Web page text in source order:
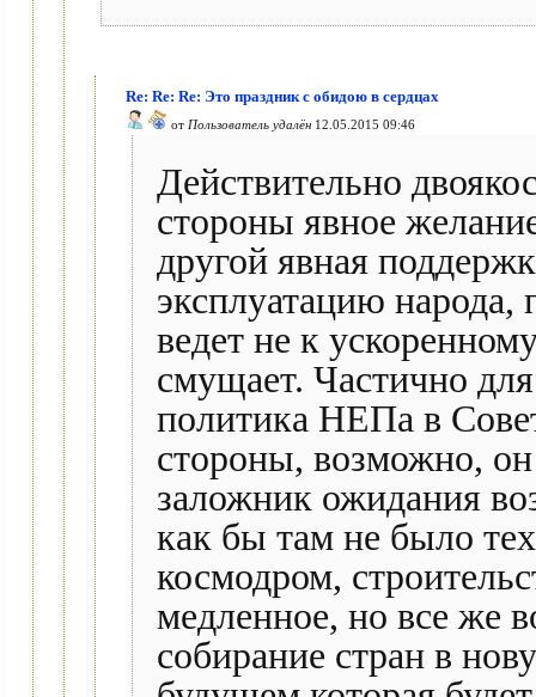
Re: Re: Re: Это праздник с обидою в сердцах
от Пользователь удалён 12.05.2015 09:46
Действительно
стороны явное
другой явная
эксплуатацию
ведет не к
смущает. Частично
политика НЕПа в
стороны, возможно,
заложник ожидания
как бы там не было
космодром,
медленное, но все же
собирание стран в